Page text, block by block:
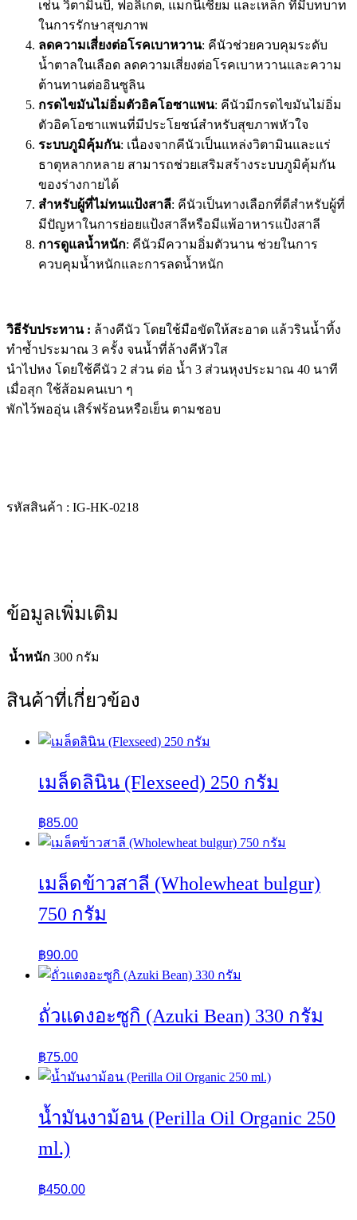
เช่น วิตามินบี, ฟอลิเกต, แมกนีเซียม และเหล็ก ที่มีบทบาท
ในการรักษาสุขภาพ
ลดความเสี่ยงต่อโรคเบาหวาน: คีนัวช่วยควบคุมระดับ
น้ำตาลในเลือด ลดความเสี่ยงต่อโรคเบาหวานและความ
ต้านทานต่ออินซูลิน
กรดไขมันไม่อิ่มตัวอิคโอซาแพน: คีนัวมีกรดไขมันไม่อิ่ม
ตัวอิคโอซาแพนที่มีประโยชน์สำหรับสุขภาพหัวใจ
ระบบภูมิคุ้มกัน: เนื่องจากคีนัวเป็นแหล่งวิตามินและแร่
ธาตุหลากหลาย สามารถช่วยเสริมสร้างระบบภูมิคุ้มกัน
ของร่างกายได้
สำหรับผู้ที่ไม่ทนแป้งสาลี: คีนัวเป็นทางเลือกที่ดีสำหรับผู้ที่
มีปัญหาในการย่อยแป้งสาลีหรือมีแพ้อาหารแป้งสาลี
การดูแลน้ำหนัก: คีนัวมีความอิ่มตัวนาน ช่วยในการ
ควบคุมน้ำหนักและการลดน้ำหนัก
วิธีรับประทาน : ล้างคีนัว โดยใช้มือขัดให้สะอาด แล้วรินน้ำทิ้ง
ทำซ้ำประมาณ 3 ครั้ง จนน้ำที่ล้างคีหัวใส
นำไปหง โดยใช้คีนัว 2 ส่วน ต่อ น้ำ 3 ส่วนหุงประมาณ 40 นาที
เมื่อสุก ใช้ส้อมคนเบา ๆ
พักไว้พออุ่น เสิร์ฟร้อนหรือเย็น ตามชอบ
รหัสสินค้า : IG-HK-0218
ข้อมูลเพิ่มเติม
น้ำหนัก 300 กรัม
สินค้าที่เกี่ยวข้อง
เมล็ดลินิน (Flexseed) 250 กรัม
฿85.00
เมล็ดข้าวสาลี (Wholewheat bulgur)
750 กรัม
฿90.00
ถั่วแดงอะซูกิ (Azuki Bean) 330 กรัม
฿75.00
น้ำมันงาม้อน (Perilla Oil Organic 250
ml.)
฿450.00